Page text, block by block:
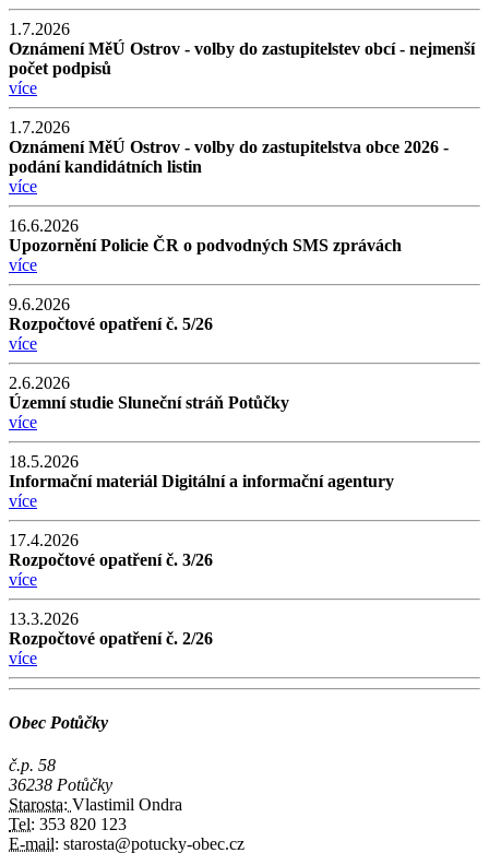
1.7.2026
Oznámení MěÚ Ostrov - volby do zastupitelstev obcí - nejmenší
počet podpisů
více
1.7.2026
Oznámení MěÚ Ostrov - volby do zastupitelstva obce 2026 -
podání kandidátních listin
více
16.6.2026
Upozornění Policie ČR o podvodných SMS zprávách
více
9.6.2026
Rozpočtové opatření č. 5/26
více
2.6.2026
Územní studie Sluneční stráň Potůčky
více
18.5.2026
Informační materiál Digitální a informační agentury
více
17.4.2026
Rozpočtové opatření č. 3/26
více
13.3.2026
Rozpočtové opatření č. 2/26
více
Obec Potůčky
č.p. 58
36238 Potůčky
Starosta: Vlastimil Ondra
Tel: 353 820 123
E-mail: starosta@potucky-obec.cz